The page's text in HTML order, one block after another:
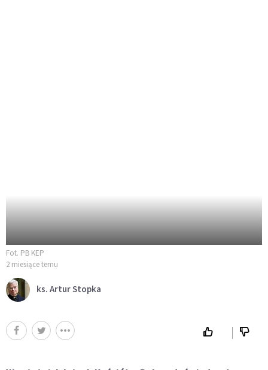
Fot. PB KEP
2 miesiące temu
ks. Artur Stopka